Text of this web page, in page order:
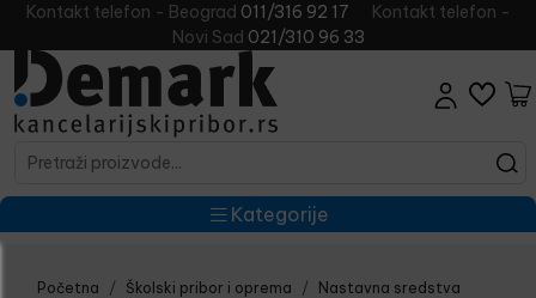
Kontakt telefon - Beograd 011/316 92 17
Kontakt telefon -
Novi Sad 021/310 96 33
Kategorije
Početna Školski pribor i oprema
Nastavna sredstva